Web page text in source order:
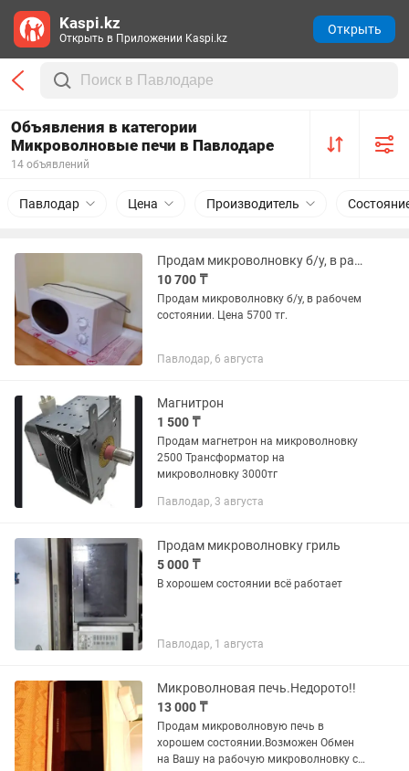
Объявления в категории
Микроволновые печи в Павлодаре
14 объявлений
Павлодар Цена Производитель
Продам микроволновку б/у, в рабочем состоянии.
10 700 ₸
Продам микроволновку б/у, в рабочем
состоянии. Цена 5700 тг.
Павлодар, 6 августа
Магнитрон
1 500 ₸
Продам магнетрон на микроволновку
2500 Трансформатор на
микроволновку 3000тг
Павлодар, 3 августа
Продам микроволновку гриль
5 000 ₸
В хорошем состоянии всё работает
Павлодар, 1 августа
Микроволновая печь.Недорото!!
13 000 ₸
Продам микроволновую печь в
хорошем состоянии.Возможен Обмен
на Вашу на рабочую микроволновку с
Kaspi.kz
Открыть в Приложении Kaspi.kz
Открыть